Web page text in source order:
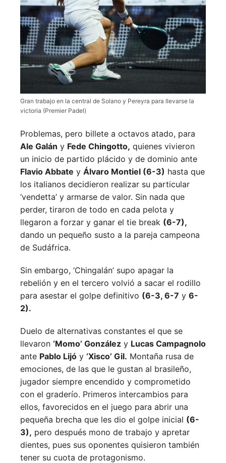
Gran trabajo en la central de Solano y Pereyra para llevarse la
victoria (Premier Padel)
Problemas, pero billete a octavos atado, para
Ale Galán y Fede Chingotto, quienes vivieron
un inicio de partido plácido y de dominio ante
Flavio Abbate y Álvaro Montiel (6-3) hasta que
los italianos decidieron realizar su particular
‘vendetta’ y armarse de valor. Sin nada que
perder, tiraron de todo en cada pelota y
llegaron a forzar y ganar el tie break (6-7),
dando un pequeño susto a la pareja campeona
de Sudáfrica.
Sin embargo, ‘Chingalán’ supo apagar la
rebelión y en el tercero volvió a sacar el rodillo
para asestar el golpe definitivo (6-3, 6-7 y 6-
2).
Duelo de alternativas constantes el que se
llevaron ‘Momo’ González y Lucas Campagnolo
ante Pablo Lijó y ‘Xisco’ Gil. Montaña rusa de
emociones, de las que le gustan al brasileño,
jugador siempre encendido y comprometido
con el graderío. Primeros intercambios para
ellos, favorecidos en el juego para abrir una
pequeña brecha que les dio el golpe inicial (6-
3), pero después mono de trabajo y apretar
dientes, pues sus oponentes quisieron también
tener su cuota de protagonismo.